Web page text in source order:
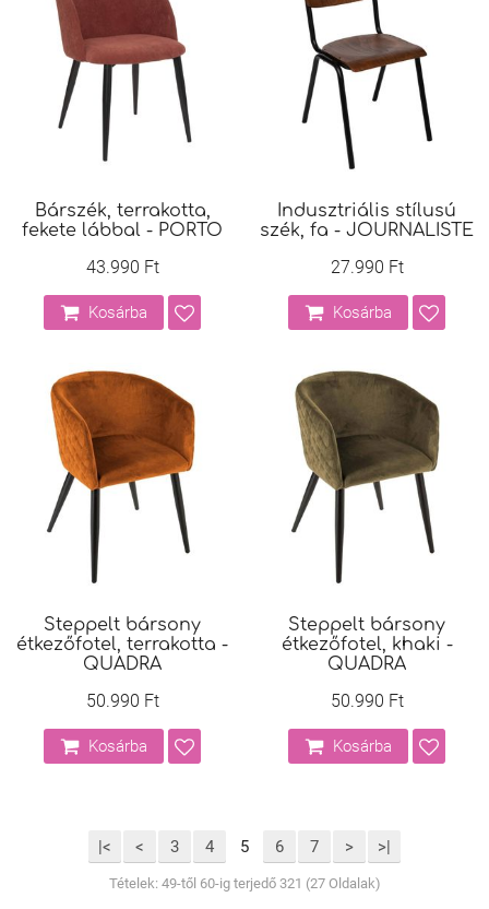
Bárszék, terrakotta,
fekete lábbal - PORTO
43.990 Ft
Kosárba
Indusztriális stílusú
szék, fa - JOURNALISTE
27.990 Ft
Kosárba
Steppelt bársony
étkezőfotel, terrakotta -
QUADRA
50.990 Ft
Kosárba
Steppelt bársony
étkezőfotel, khaki -
QUADRA
50.990 Ft
Kosárba
|< < 3 4 5 6 7 > >|
Tételek: 49-től 60-ig terjedő 321 (27 Oldalak)